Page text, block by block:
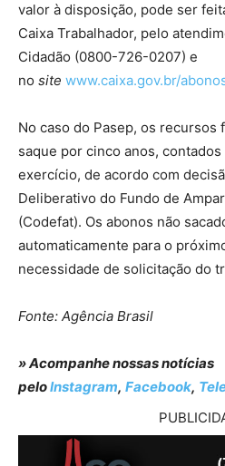
valor à disposição, pode ser
Caixa Trabalhador, pelo
Cidadão (0800-726-0207) e
no site www.caixa.gov.br/
No caso do Pasep, os recursos
saque por cinco anos,
exercício, de acordo com
Deliberativo do Fundo de
(Codefat). Os abonos não
automaticamente para o
necessidade de solicitação do
Fonte: Agência Brasil
» Acompanhe nossas notícias
peloInstagram, Facebook,